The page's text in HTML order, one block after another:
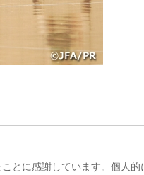
とに感謝しています。個人的